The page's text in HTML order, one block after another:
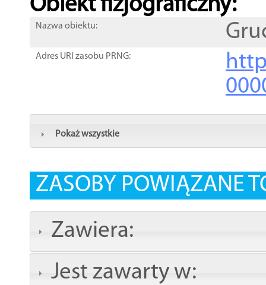
Obiekt fizjograficzny:
Nazwa obiektu:
Adres URI zasobu PRNG:
Pokaż wszystkie
ZASOBY POWIĄZANE
Zawiera:
Jest zawarty w: